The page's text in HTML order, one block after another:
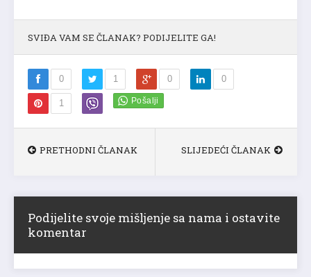
SVIĐA VAM SE ČLANAK? PODIJELITE GA!
0 1 0 0
1
PRETHODNI ČLANAK SLIJEDEĆI ČLANAK
Podijelite svoje mišljenje sa nama i ostavite
komentar